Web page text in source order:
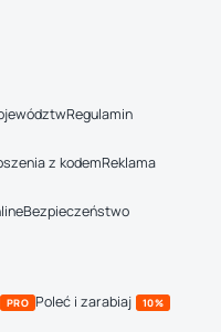
Regulamin
z kodemReklama
Bezpieczeństwo
PRO Poleć i zarabiaj 10%